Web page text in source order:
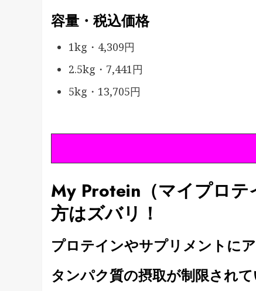
容量・税込価格
1kg・4,309円
2.5kg・7,441円
5kg・13,705円
My Protein（マイプロ
方はズバリ！
プロテインやサプリメントに
タンパク質の摂取が制限され